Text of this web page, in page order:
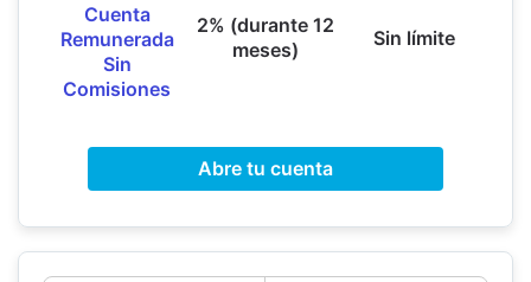
Cuenta
Remunerada
Sin
Comisiones
2% (durante 12
meses)
Sin límite
Abre tu cuenta